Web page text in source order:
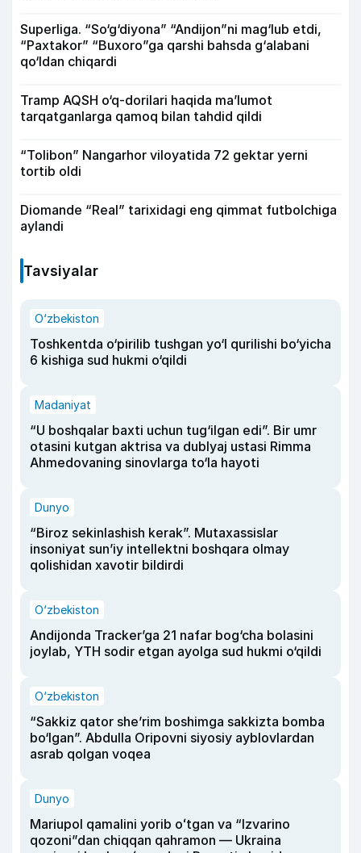
Superliga. “So‘g‘diyona” “Andijon”ni mag‘lub etdi,
“Paxtakor” “Buxoro”ga qarshi bahsda g‘alabani
qo‘ldan chiqardi
Tramp AQSH o‘q-dorilari haqida ma’lumot
tarqatganlarga qamoq bilan tahdid qildi
“Tolibon” Nangarhor viloyatida 72 gektar yerni
tortib oldi
Diomande “Real” tarixidagi eng qimmat futbolchiga
aylandi
Tavsiyalar
O‘zbekiston
Toshkentda o‘pirilib tushgan yo‘l qurilishi bo‘yicha
6 kishiga sud hukmi o‘qildi
Madaniyat
“U boshqalar baxti uchun tug‘ilgan edi”. Bir umr
otasini kutgan aktrisa va dublyaj ustasi Rimma
Ahmedovaning sinovlarga to‘la hayoti
Dunyo
“Biroz sekinlashish kerak”. Mutaxassislar
insoniyat sun’iy intellektni boshqara olmay
qolishidan xavotir bildirdi
O‘zbekiston
Andijonda Tracker’ga 21 nafar bog‘cha bolasini
joylab, YTH sodir etgan ayolga sud hukmi o‘qildi
O‘zbekiston
“Sakkiz qator she’rim boshimga sakkizta bomba
bo‘lgan”. Abdulla Oripovni siyosiy ayblovlardan
asrab qolgan voqea
Dunyo
Mariupol qamalini yorib oʻtgan va “Izvarino
qozoni”dan chiqqan qahramon — Ukraina